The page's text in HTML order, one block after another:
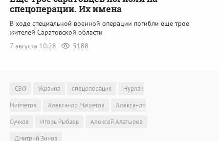
спецоперации. Их имена
В ходе специальной военной операции погибли еще трое
жителей Саратовской области
7 августа 10:28
5188
СВО Украина спецоперация
Нурлан
Нигметов
Александр Машетов
Александр
Сучков
Игорь Рыбаев
Алексей Алатырев
Дмитрий Зинов